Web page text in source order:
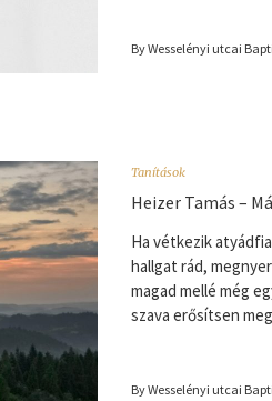
By Wesselényi utcai
Tanítások
Heizer Tamás –
Ha vétkezik
hallgat rád,
magad mellé még
szava erősítsen
By Wesselényi utcai